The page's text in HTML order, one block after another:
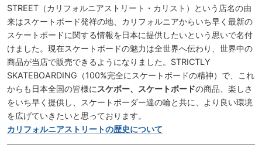
STREET（カリフォルニアストリート・カリスト）という店名の由
来はスケートボード発祥の地、カリフォルニアからいち早く最新の
スケートボードに関する情報を日本に提供したいという思いで名付
けました。現在スケートボードの魅力は全世界へ伝わり、世界中の
商品が当店で販売できるようになりました。STRICTLY
SKATEBOARDING（100%完全にスケートボードの精神）で、これ
からも日本全国の皆様に スケボー、スケートボードの商品、楽しさ
をいち早く提供し、スケートボーダー達の輪と共に、より良い環境
を広げていきたいと思っております。
カリフォルニアストリートの歴史について